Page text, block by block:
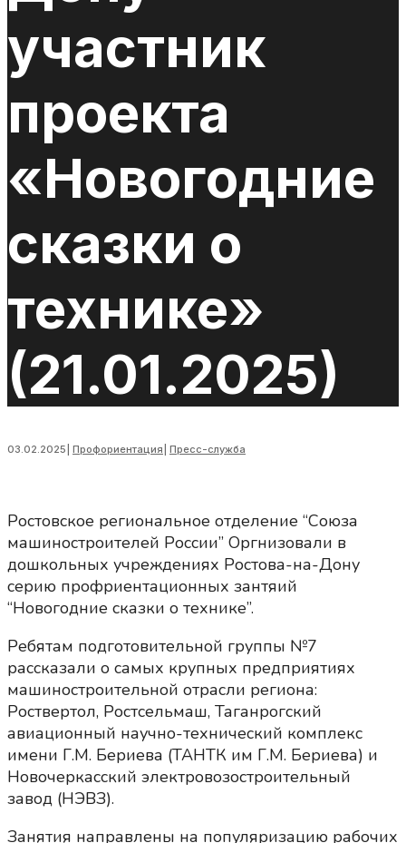
участник
проекта
«Новогодние
сказки о
технике»
(21.01.2025)
03.02.2025 Профориентация Пресс-служба
Ростовское региональное отделение “Союза
машиностроителей России” Оргнизовали в
дошкольных учреждениях Ростова-на-Дону
серию профриентационных зантяий
“Новогодние сказки о технике”.
Ребятам подготовительной группы №7
рассказали о самых крупных предприятиях
машиностроительной отрасли региона:
Роствертол, Ростсельмаш, Таганрогский
авиационный научно-технический комплекс
имени Г.М. Бериева (ТАНТК им Г.М. Бериева) и
Новочеркасский электровозостроительный
завод (НЭВЗ).
Занятия направлены на популяризацию рабочих